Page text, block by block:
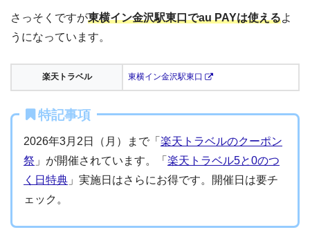
さっそくですが東横イン金沢駅東口でau PAYは使えるよ
うになっています。
楽天トラベル 東横イン金沢駅東口
特記事項
2026年3月2日（月）まで「 楽天トラベルのクーポン
祭 」が開催されています。「 楽天トラベル5と0のつ
く日特典 」実施日はさらにお得です。開催日は要チ
ェック。